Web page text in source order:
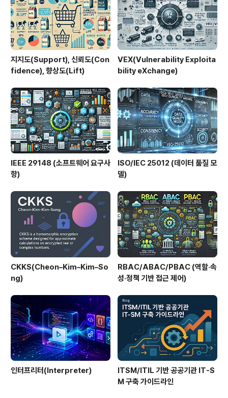
니라 연구 및 데이터 분석 목적으로도 널리 사용된다.2. 특
징특징설명비교이벤트..
지지도(Support), 신뢰도(Con
fidence), 향상도(Lift)
VEX(Vulnerability Exploita
bility eXchange)
IEEE 29148 (소프트웨어 요구사
항)
ISO/IEC 25012 (데이터 품질 모
델)
CKKS(Cheon–Kim–Kim–So
ng)
RBAC/ABAC/PBAC (역할·속
성·정책 기반 접근 제어)
인터프리터(Interpreter)
ITSM/ITIL 기반 공공기관 IT-S
M 구축 가이드라인